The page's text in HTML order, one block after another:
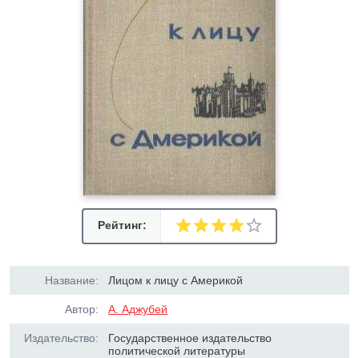
Рейтинг:
Название: Лицом к лицу с Америкой
Автор: А. Аджубей
Издательство:
Государственное издательство
политической литературы